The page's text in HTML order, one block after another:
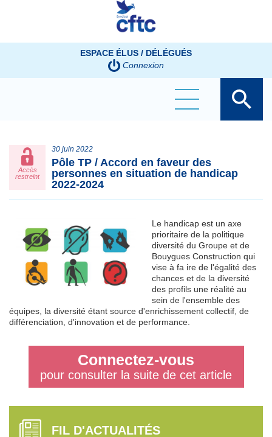
ESPACE ÉLUS / DÉLÉGUÉS
Connexion
Accès
restreint
30 juin 2022
Pôle TP / Accord en faveur des
personnes en situation de handicap
2022-2024
Le handicap est un axe
prioritaire de la politique
diversité du Groupe et de
Bouygues Construction qui
vise à fa ire de l'égalité des
chances et de la diversité
des profils une réalité au
sein de l'ensemble des
équipes, la diversité étant source d'enrichissement collectif, de
différenciation, d'innovation et de performance.
Connectez-vous
pour consulter la suite de cet article
FIL D'ACTUALITÉS
Panneau de gestion des cookies